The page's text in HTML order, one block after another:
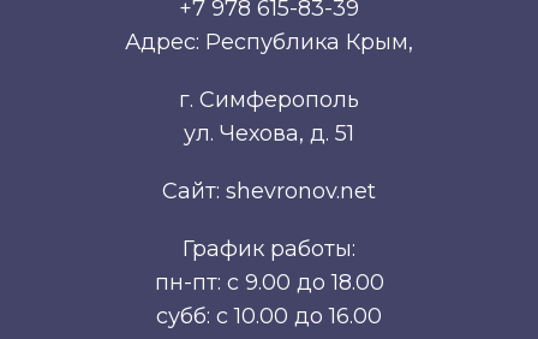
+7 978 615-83-39
Адрес: Республика Крым,
г. Симферополь
ул. Чехова, д. 51
Сайт: shevronov.net
График работы:
пн-пт: с 9.00 до 18.00
субб: с 10.00 до 16.00